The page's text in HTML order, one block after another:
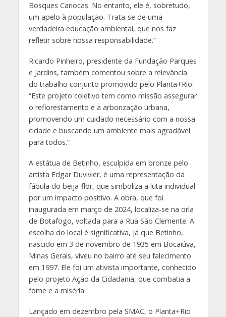
Bosques Cariocas. No entanto, ele é, sobretudo,
um apelo à população. Trata-se de uma
verdadeira educação ambiental, que nos faz
refletir sobre nossa responsabilidade.”
Ricardo Pinheiro, presidente da Fundação Parques
e Jardins, também comentou sobre a relevância
do trabalho conjunto promovido pelo Planta+Rio:
“Este projeto coletivo tem como missão assegurar
o reflorestamento e a arborização urbana,
promovendo um cuidado necessário com a nossa
cidade e buscando um ambiente mais agradável
para todos.”
A estátua de Betinho, esculpida em bronze pelo
artista Edgar Duvivier, é uma representação da
fábula do beija-flor, que simboliza a luta individual
por um impacto positivo. A obra, que foi
inaugurada em março de 2024, localiza-se na orla
de Botafogo, voltada para a Rua São Clemente. A
escolha do local é significativa, já que Betinho,
nascido em 3 de novembro de 1935 em Bocaiúva,
Minas Gerais, viveu no bairro até seu falecimento
em 1997. Ele foi um ativista importante, conhecido
pelo projeto Ação da Cidadania, que combatia a
fome e a miséria.
Lançado em dezembro pela SMAC, o Planta+Rio